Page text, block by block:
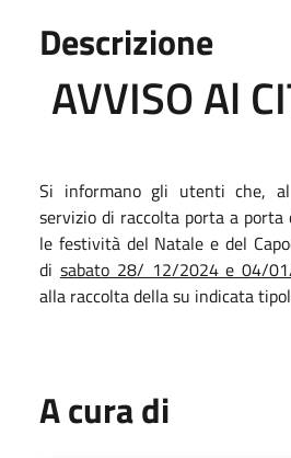
Descrizione
AVVISO Al
Si informano gli utenti che,
servizio di raccolta porta a
le festività del Natale e del
di sabato 28/ 12/2024 e 04/
alla raccolta della su indicata
A cura di